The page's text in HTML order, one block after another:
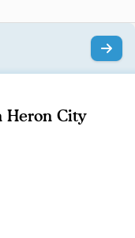
Heron City